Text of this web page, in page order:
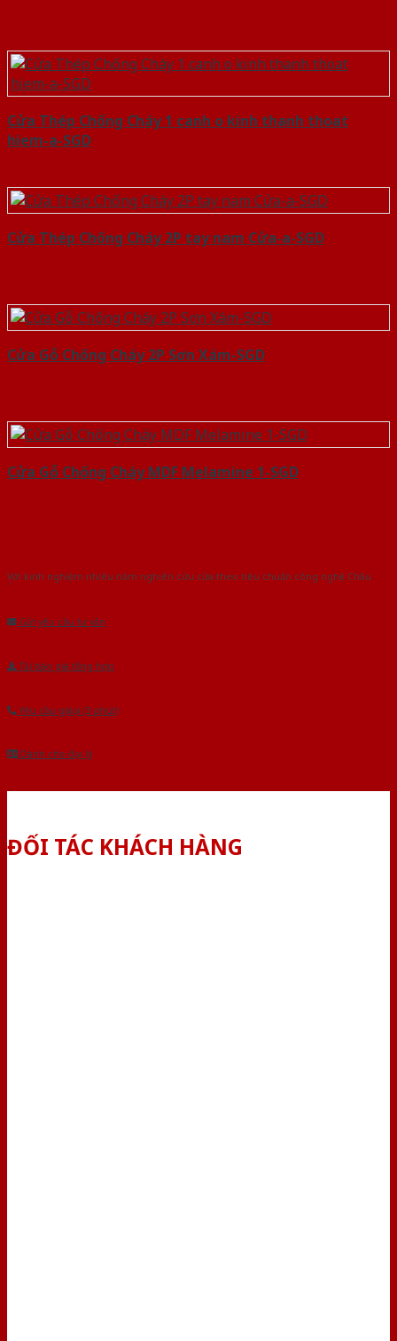
Cửa Thép Chống Cháy 1 canh o kinh thanh thoat
hiem-a-SGD
Cửa Thép Chống Cháy 2P tay nam Cửa-a-SGD
Cửa Gỗ Chống Cháy 2P Sơn Xám-SGD
Cửa Gỗ Chống Cháy MDF Melamine 1-SGD
Với kinh nghiệm nhiêu năm nghiên cứu cửa theo tiêu chuẩn công nghệ Châu
Gửi yêu cầu tư vấn
Tải báo giá tổng hợp
Yêu cầu gọi lại (3 phút)
Dành cho đại lý
ĐỐI TÁC KHÁCH HÀNG